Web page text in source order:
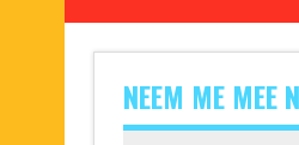
NEEM ME MEE